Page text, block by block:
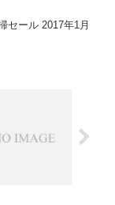
セール 2017年1月